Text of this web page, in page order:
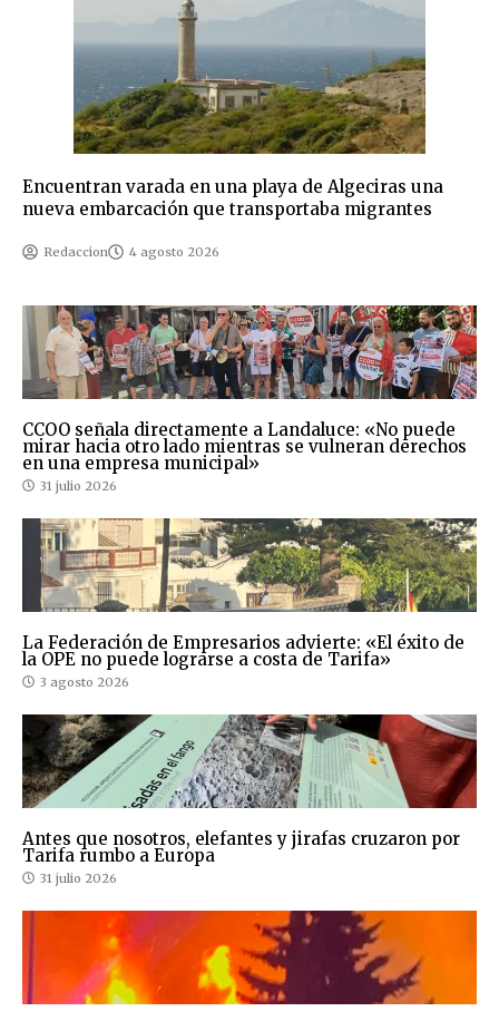
Encuentran varada en una playa de Algeciras una
nueva embarcación que transportaba migrantes
Redaccion 4 agosto 2026
CCOO señala directamente a Landaluce: «No puede
mirar hacia otro lado mientras se vulneran derechos
en una empresa municipal»
31 julio 2026
La Federación de Empresarios advierte: «El éxito de
la OPE no puede lograrse a costa de Tarifa»
3 agosto 2026
Antes que nosotros, elefantes y jirafas cruzaron por
Tarifa rumbo a Europa
31 julio 2026